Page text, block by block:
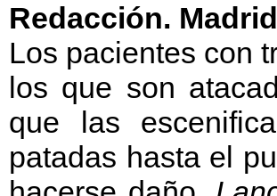
Redacción. Madrid
Los pacientes con
los que son
que las
patadas hasta el